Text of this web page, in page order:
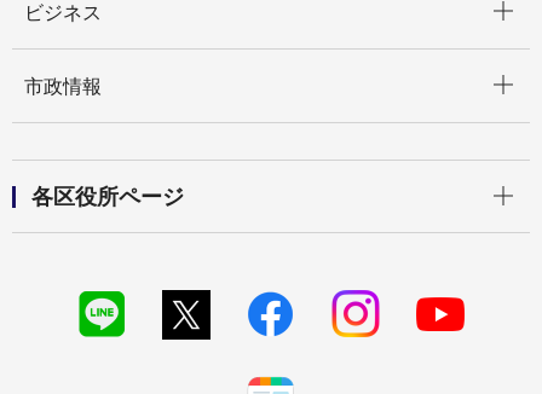
ビジネス
市政情報
各区役所ページ